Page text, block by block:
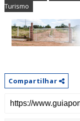
Turismo
Compartilhar